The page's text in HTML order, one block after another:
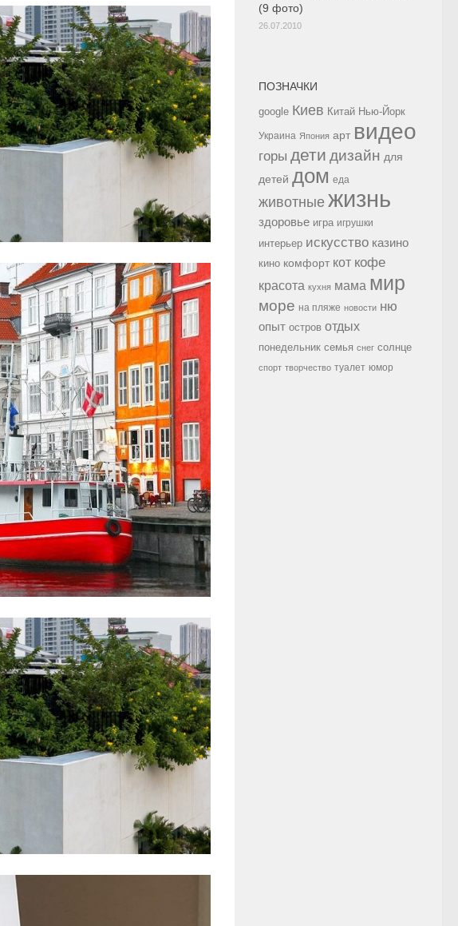
(9 фото)
26.07.2010
ПОЗНАЧКИ
google Киев Китай Нью-Йорк
Украина Япония арт видео
горы дети дизайн для
детей дом еда
животные жизнь
здоровье игра игрушки
интерьер искусство казино
кино комфорт кот кофе
красота кухня мама мир
море на пляже новости ню
опыт остров отдых
понедельник семья снег солнце
спорт творчество туалет юмор